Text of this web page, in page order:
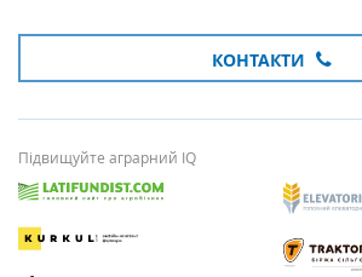
КОНТАКТИ
Підвищуйте аграрний IQ